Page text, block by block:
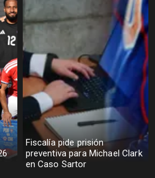
Fiscalía pide prisión
preventiva para Michael Clark
en Caso Sartor